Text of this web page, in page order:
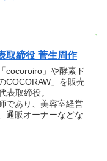
取締役 菅生周作
cocoroiro」や酵素ド
COCORAW」を販売
表取締役。
であり、美容室経営
通販オーナーなどな